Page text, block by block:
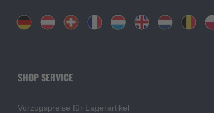
SHOP SERVICE
Vorzugspreise für Lagerartikel